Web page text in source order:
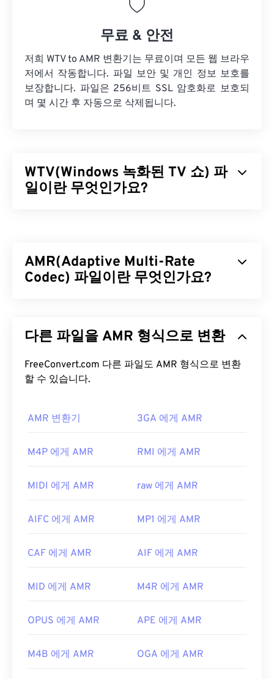
무료 & 안전
저희 WTV to AMR 변환기는 무료이며 모든 웹 브라우
저에서 작동합니다. 파일 보안 및 개인 정보 보호를
보장합니다. 파일은 256비트 SSL 암호화로 보호되
며 몇 시간 후 자동으로 삭제됩니다.
WTV(Windows 녹화된 TV 쇼) 파
일이란 무엇인가요?
MPEG-4로, 오디오를 MPEG-1 Layer II또는
Dolby
Digital AC-3으로 압축하는 멀티미디어 컨테이너입
Microsoft는 더 이상 WTV를 지원하지 않습니다. 그럼
보호되는 콘텐츠의 경우, 녹화에 사용된 Windows PC
츠의 경우, 다른 플랫폼에서도 재생할 수 있습니다.
어 플레이어,Cyberlink PowerDirector,
다. 자세한 내용은 Microsoft 웹 사이트의 이
참조하세요.
개발자: Microsoft
유용한 링크:
_TV_쇼)
https://docs.microsoft.com/en-us/이전-버
전/windows/desktop/windows-media-center-
AMR(Adaptive Multi-Rate
Codec) 파일이란 무엇인가요?
역 신호에 초점을 맞추므로 음성 녹음 및 라디오에 적
Communications) 및UMTS(Universal Mobile
Telecommunications System)
AMR 파일을 어떻게 여나요?
AMR 파일은 MMS 메시지를 포함하여 휴대폰에서 자
있습니다. AMR은
VLC 미디어 플레이어,
RealPlayer
에서도 실행됩니다.
무료 오디오 편집 소프트웨어인Audacity
세요. AMR 파일은 압축률이 높고 협대역 신호에 집
다.
유용한 링크:
다른 파일을 AMR 형식으로 변환
FreeConvert.com 다른 파일도 AMR 형식으로 변환
할 수 있습니다.
AMR 변환기 3GA 에게 AMR
M4P 에게 AMR RMI 에게 AMR
MIDI 에게 AMR raw 에게 AMR
AIFC 에게 AMR MP1 에게 AMR
CAF 에게 AMR AIF 에게 AMR
MID 에게 AMR M4R 에게 AMR
OPUS 에게 AMR APE 에게 AMR
M4B 에게 AMR OGA 에게 AMR